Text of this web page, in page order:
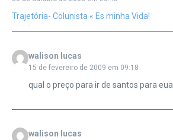
Trajetória- Colunista « Es minha Vida!
walison lucas
15 de fevereiro de 2009 em 09:18
qual o preço para ir de santos para eua
walison lucas